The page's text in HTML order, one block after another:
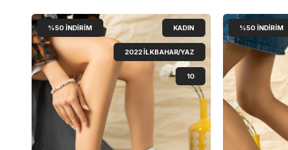
%50 İNDIRIM KADIN
2022 İLKBAHAR/YAZ
10
%50 İNDIRIM